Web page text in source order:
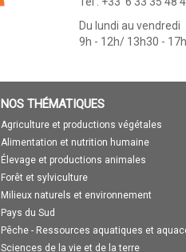
Du lundi au vendredi
9h - 12h/ 13h30 - 17h
NOS THÉMATIQUES
Agriculture et productions végétales
Alimentation et nutrition humaine
Élevage et productions animales
Forêt et sylviculture
Milieux naturels et environnement
Pays du Sud
Pêche - Ressources aquatiques et
Sciences de la vie et de la terre